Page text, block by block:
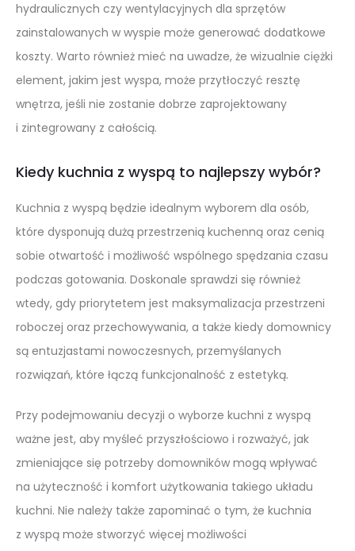
hydraulicznych czy wentylacyjnych dla sprzętów
zainstalowanych w wyspie może generować dodatkowe
koszty. Warto również mieć na uwadze, że wizualnie ciężki
element, jakim jest wyspa, może przytłoczyć resztę
wnętrza, jeśli nie zostanie dobrze zaprojektowany
i zintegrowany z całością.
Kiedy kuchnia z wyspą to najlepszy wybór?
Kuchnia z wyspą będzie idealnym wyborem dla osób,
które dysponują dużą przestrzenią kuchenną oraz cenią
sobie otwartość i możliwość wspólnego spędzania czasu
podczas gotowania. Doskonale sprawdzi się również
wtedy, gdy priorytetem jest maksymalizacja przestrzeni
roboczej oraz przechowywania, a także kiedy domownicy
są entuzjastami nowoczesnych, przemyślanych
rozwiązań, które łączą funkcjonalność z estetyką.
Przy podejmowaniu decyzji o wyborze kuchni z wyspą
ważne jest, aby myśleć przyszłościowo i rozważyć, jak
zmieniające się potrzeby domowników mogą wpływać
na użyteczność i komfort użytkowania takiego układu
kuchni. Nie należy także zapominać o tym, że kuchnia
z wyspą może stworzyć więcej możliwości